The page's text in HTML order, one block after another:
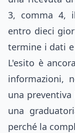
3, comma 4,
entro dieci
termine i dati
L'esito è
informazioni,
una
una
perché la